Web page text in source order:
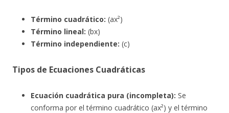
Término cuadrático: (ax²)
Término lineal: (bx)
Término independiente: (c)
Tipos de Ecuaciones Cuadráticas
Ecuación cuadrática pura (incompleta): Se
conforma por el término cuadrático (ax²) y el término